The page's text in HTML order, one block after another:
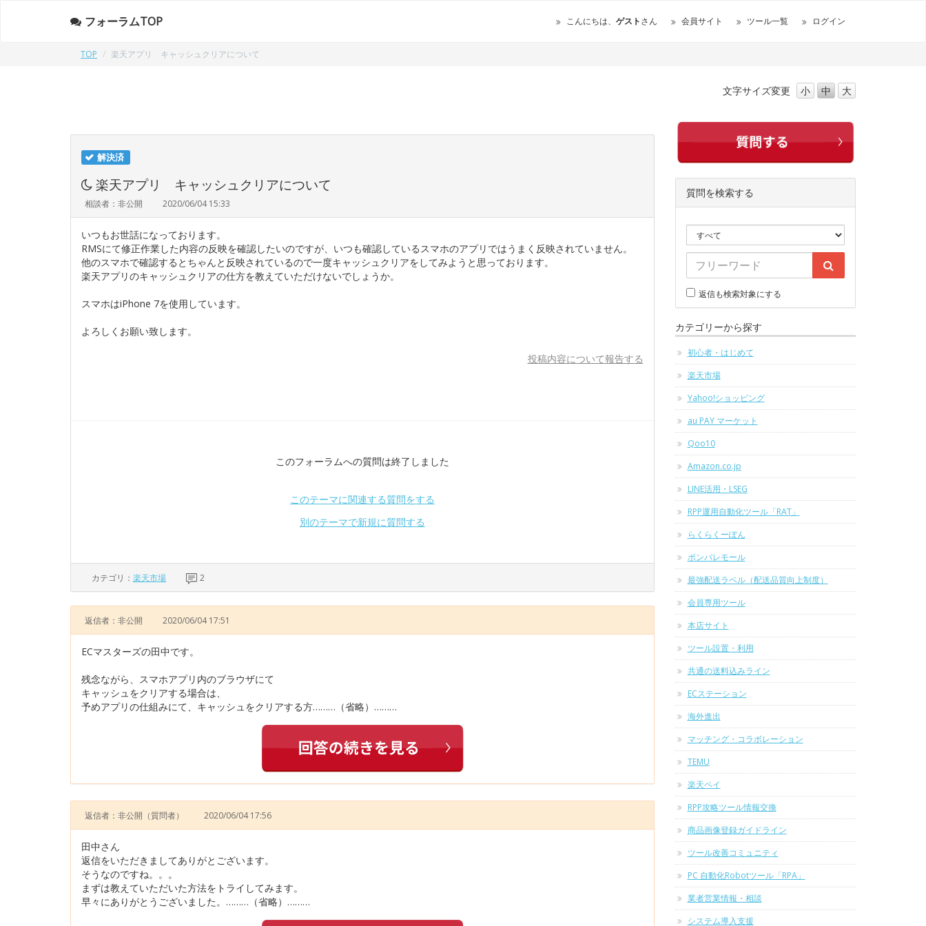
フォーラムTOP こんにちは、 ゲストさん 会員サイト ツール一覧 ログイン
TOP 楽天アプリ キャッシュクリアについて
文字サイズ変更 小 中 大
解決済
楽天アプリ キャッシュクリアについて
相談者：非公開 2020/06/04 15:33
いつもお世話になっております。
RMSにて修正作業した内容の反映を確認したいのですが、いつも確認しているスマホのアプリではうまく反映されていません。
他のスマホで確認するとちゃんと反映されているので一度キャッシュクリアをしてみようと思っております。
楽天アプリのキャッシュクリアの仕方を教えていただけないでしょうか。
スマホはiPhone 7を使用しています。
よろしくお願い致します。
投稿内容について報告する
このフォーラムへの質問は終了しました
このテーマに関連する質問をする
別のテーマで新規に質問する
カテゴリ： 楽天市場 2
返信者：非公開 2020/06/04 17:51
ECマスターズの田中です。
残念ながら、スマホアプリ内のブラウザにて
キャッシュをクリアする場合は、
予めアプリの仕組みにて、キャッシュをクリアする方………（省略）………
返信者：非公開 （質問者） 2020/06/04 17:56
田中さん
返信をいただきましてありがとございます。
そうなのですね。。。
まずは教えていただいた方法をトライしてみます。
早々にありがとうございました。………（省略）………
質問を検索する
返信も検索対象にする
カテゴリーから探す
初心者・はじめて
楽天市場
Yahoo!ショッピング
au PAY マーケット
Qoo10
Amazon.co.jp
LINE活用・LSEG
RPP運用自動化ツール「RAT」
らくらくーぽん
ポンパレモール
最強配送ラベル（配送品質向上制度）
会員専用ツール
本店サイト
ツール設置・利用
共通の送料込みライン
ECステーション
海外進出
マッチング・コラボレーション
TEMU
楽天ペイ
RPP攻略ツール情報交換
商品画像登録ガイドライン
ツール改善コミュニティ
PC 自動化Robotツール「RPA」
業者営業情報・相談
システム導入支援